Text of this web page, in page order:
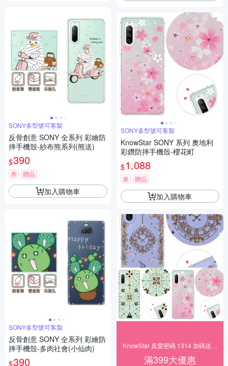
SONY多型號可客製
反骨創意 SONY 全系列 彩繪防
摔手機殼-紗布熊系列(熊送)
$390
券 贈品
加入購物車
SONY多型號可客製
反骨創意 SONY 全系列 彩繪防
摔手機殼-多肉社會(小仙肉)
$390
SONY多型號可客製
KnowStar SONY 系列 奧地利
彩鑽防摔手機殼-櫻花町
$1,088
券 贈品
加入購物車
滿399大優惠